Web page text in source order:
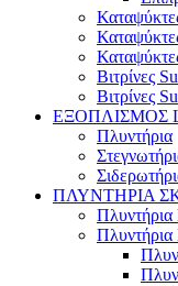
Βιτρίνες
Βιτρίνες
ΕΞΟΠΛΙΣΜΟΣ
Πλυντήρια
ΠΛΥΝΤΗΡΙΑ